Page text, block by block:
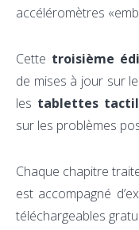
accéléromètres
Cette troisième
de mises à jour sur
les tablettes
sur les problèmes
Chaque chapitre
est accompagné
téléchargeables